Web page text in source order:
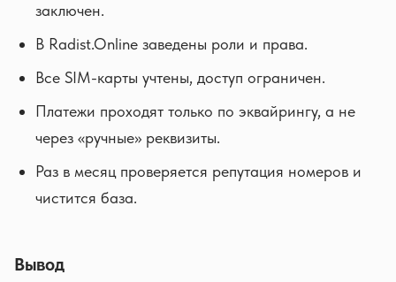
заключен.
В Radist.Online заведены роли и права.
Все SIM-карты учтены, доступ ограничен.
Платежи проходят только по эквайрингу, а не
через «ручные» реквизиты.
Раз в месяц проверяется репутация номеров и
чистится база.
Вывод